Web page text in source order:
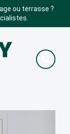
ou terrasse ?